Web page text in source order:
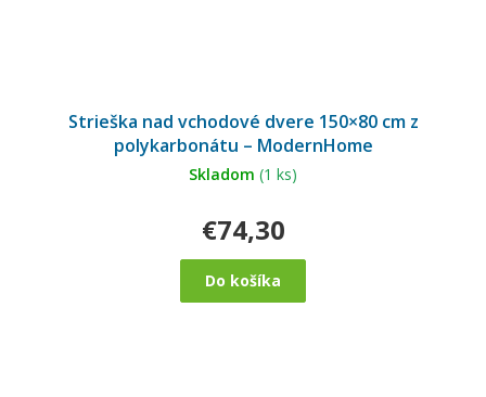
Strieška nad vchodové dvere 150×80 cm z
polykarbonátu – ModernHome
Skladom (1 ks)
€74,30
Do košíka